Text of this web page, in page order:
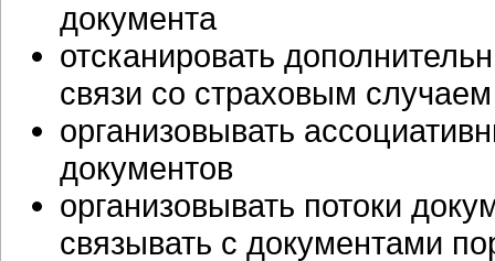
документа
отсканировать
связи со страховым случаем
организовывать
документов
организовывать потоки
связывать с документами